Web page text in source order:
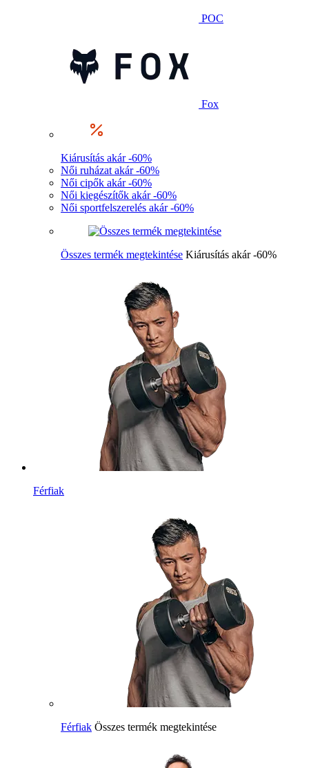
POC
Fox
Kiárusítás akár -60%
Női ruházat akár -60%
Női cipők akár -60%
Női kiegészítők akár -60%
Női sportfelszerelés akár -60%
Összes termék megtekintése Kiárusítás akár -60%
Férfiak
Férfiak Összes termék megtekintése